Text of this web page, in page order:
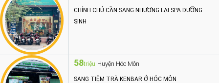
CHÍNH CHỦ CẦN SANG NHƯỢNG LẠI SPA DƯỠNG
SINH
58triệu Huyện Hóc Môn
SANG TIỆM TRÀ KENBAR Ở HÓC MÔN